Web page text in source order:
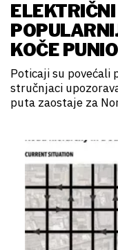
KOČE
Poticaji su povećali
stručnjaci
puta zaostaje za